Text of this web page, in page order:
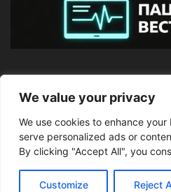
We value your privacy
We use cookies to enhance
serve personalized ads or
By clicking "Accept All", you
Customize Reject